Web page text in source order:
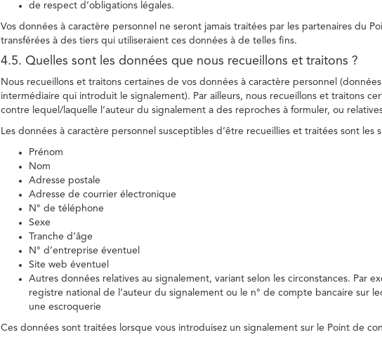
de respect d’obligations légales.
Vos données à caractère personnel ne seront jamais traitées par les partenaires du
transférées à des tiers qui utiliseraient ces données à de telles fins.
4.5. Quelles sont les données que nous recueillons et traitons ?
Nous recueillons et traitons certaines de vos données à caractère personnel
intermédiaire qui introduit le signalement). Par ailleurs, nous recueillons et traitons
contre lequel/laquelle l’auteur du signalement a des reproches à formuler, ou
Les données à caractère personnel susceptibles d’être recueillies et traitées sont les
Prénom
Nom
Adresse postale
Adresse de courrier électronique
N° de téléphone
Sexe
Tranche d’âge
N° d’entreprise éventuel
Site web éventuel
Autres données relatives au signalement, variant selon les circonstances. Par
registre national de l’auteur du signalement ou le n° de compte bancaire sur
une escroquerie
Ces données sont traitées lorsque vous introduisez un signalement sur le Point de